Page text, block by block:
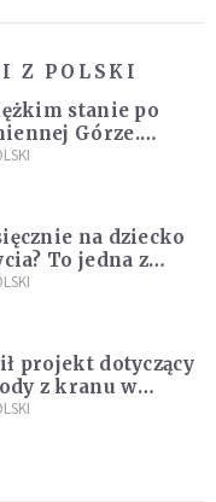
Z POLSKI
stanie po
Górze.
dwóch
na dziecko
To jedna z
"Rozwój
projekt dotyczący
z kranu w